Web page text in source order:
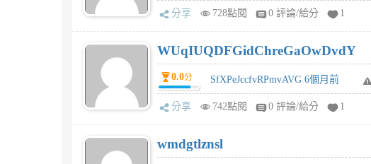
分享 728點閱 0 評論/給分 1
WUqIUQDFGidChreGaOwDvdY
0.0分 SfXPeJccfvRPmvAVG 6個月前
分享 742點閱 0 評論/給分 1
wmdgtlznsl